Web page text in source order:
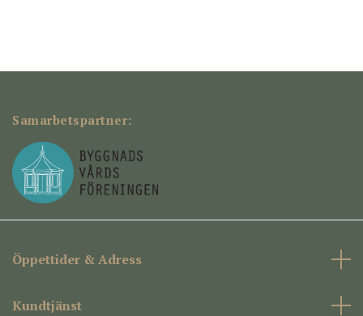
Samarbetspartner:
Öppettider & Adress
Kundtjänst